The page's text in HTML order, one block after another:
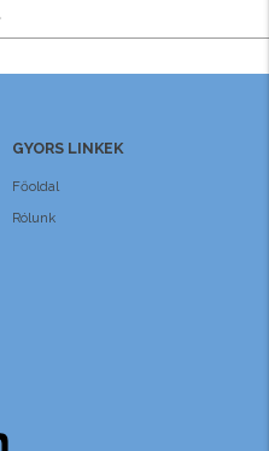
GYORS LINKEK
Főoldal
Rólunk